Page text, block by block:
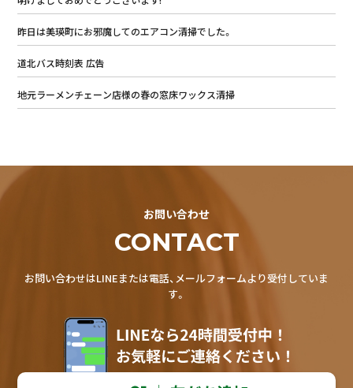
昨日は美瑛町にお邪魔してのエアコン清掃でした。
道北バス時刻表 広告
地元ラーメンチェーン店様の春の窓床ワックス清掃
お問い合わせ
CONTACT
お問い合わせはLINEまたは電話、メールフォームより受付していま
す。